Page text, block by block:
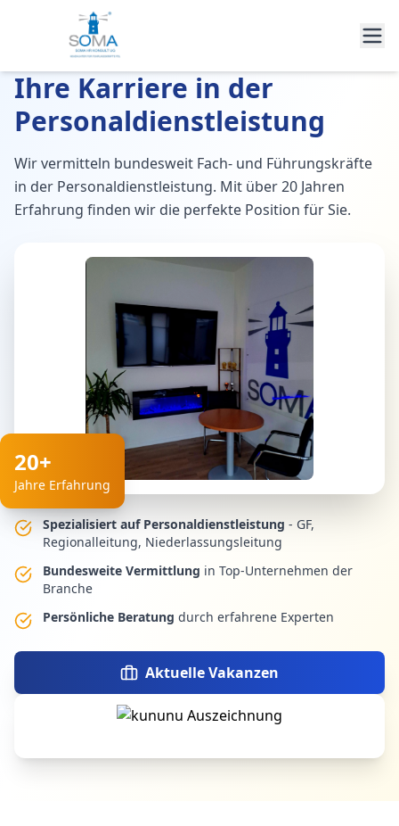
Ihre Karriere in der
Personaldienstleistung
Wir vermitteln bundesweit Fach- und Führungskräfte
in der Personaldienstleistung. Mit über 20 Jahren
Erfahrung finden wir die perfekte Position für Sie.
20+
Jahre Erfahrung
Spezialisiert auf Personaldienstleistung - GF,
Regionalleitung, Niederlassungsleitung
Bundesweite Vermittlung in Top-Unternehmen der
Branche
Persönliche Beratung durch erfahrene Experten
Aktuelle Vakanzen